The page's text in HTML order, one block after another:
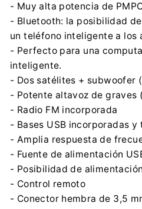
- Muy alta potencia de
- Bluetooth: la posibilidad
un teléfono inteligente a los
- Perfecto para una
inteligente.
- Dos satélites + subwoofer
- Potente altavoz de graves
- Radio FM incorporada
- Bases USB incorporadas
- Amplia respuesta de
- Fuente de alimentación
- Posibilidad de
- Control remoto
- Conector hembra de 3,5